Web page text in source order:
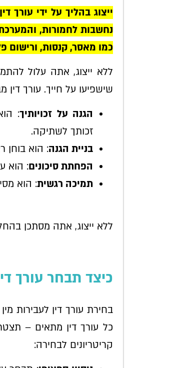
ייצוג בהליך על ידי עורך
נחשבות לחמורות,
כמו מאסר, קנסות, ורישום
ללא ייצוג, אתה עלול
שישפיעו על חייך. עורך דין
הגנה על זכויותיך:
זכותך לשתיקה.
בניית הגנה: הוא בוחן
הפחתת סיכונים: הוא
תמיכה רגשית: הוא
ללא ייצוג, אתה מסתכן
כיצד תבחר עורך
בחירת עורך דין לעבירות
כל עורך דין מתאים –
קריטריונים לבחירה: